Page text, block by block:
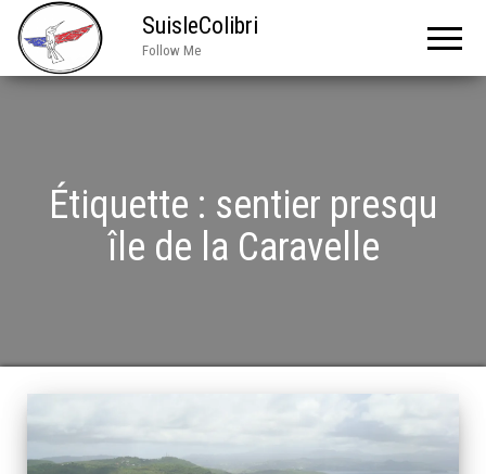
SuisleColibri
Follow Me
Étiquette : sentier presqu
île de la Caravelle